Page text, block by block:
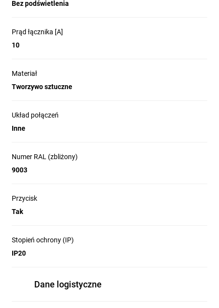
Bez podświetlenia
Prąd łącznika [A]
10
Materiał
Tworzywo sztuczne
Układ połączeń
Inne
Numer RAL (zbliżony)
9003
Przycisk
Tak
Stopień ochrony (IP)
IP20
Dane logistyczne